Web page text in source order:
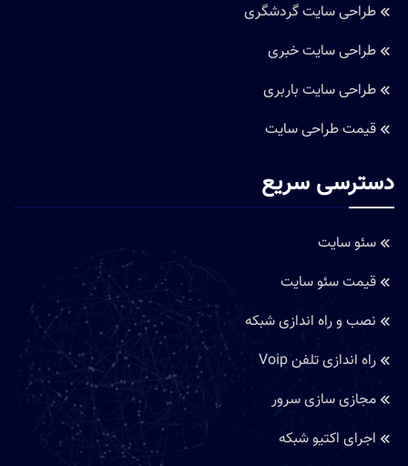
طراحی سایت گردشگری
طراحی سایت خبری
طراحی سایت باربری
قیمت طراحی سایت
دسترسی سریع
سئو سایت
قیمت سئو سایت
نصب و راه اندازی شبکه
راه اندازی تلفن Voip
مجازی سازی سرور
اجرای اکتیو شبکه